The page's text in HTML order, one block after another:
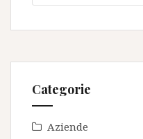
Categorie
Aziende